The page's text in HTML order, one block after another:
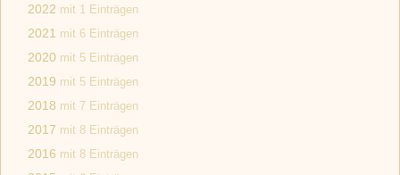
2022 mit 1 Einträgen
2021 mit 6 Einträgen
2020 mit 5 Einträgen
2019 mit 5 Einträgen
2018 mit 7 Einträgen
2017 mit 8 Einträgen
2016 mit 8 Einträgen